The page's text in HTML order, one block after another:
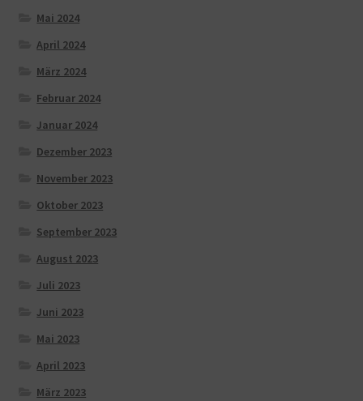
Mai 2024
April 2024
März 2024
Februar 2024
Januar 2024
Dezember 2023
November 2023
Oktober 2023
September 2023
August 2023
Juli 2023
Juni 2023
Mai 2023
April 2023
März 2023